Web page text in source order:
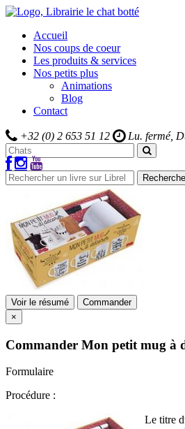
Accueil
Nos coups de coeur
Les produits & services
Nos petits plus
Animations
Blog
Contact
+32 (0) 2 653 51 12 Lu. fermé,
Voir le résumé
Commander
×
Commander Mon petit mug à
Formulaire
Procédure :
Le titre